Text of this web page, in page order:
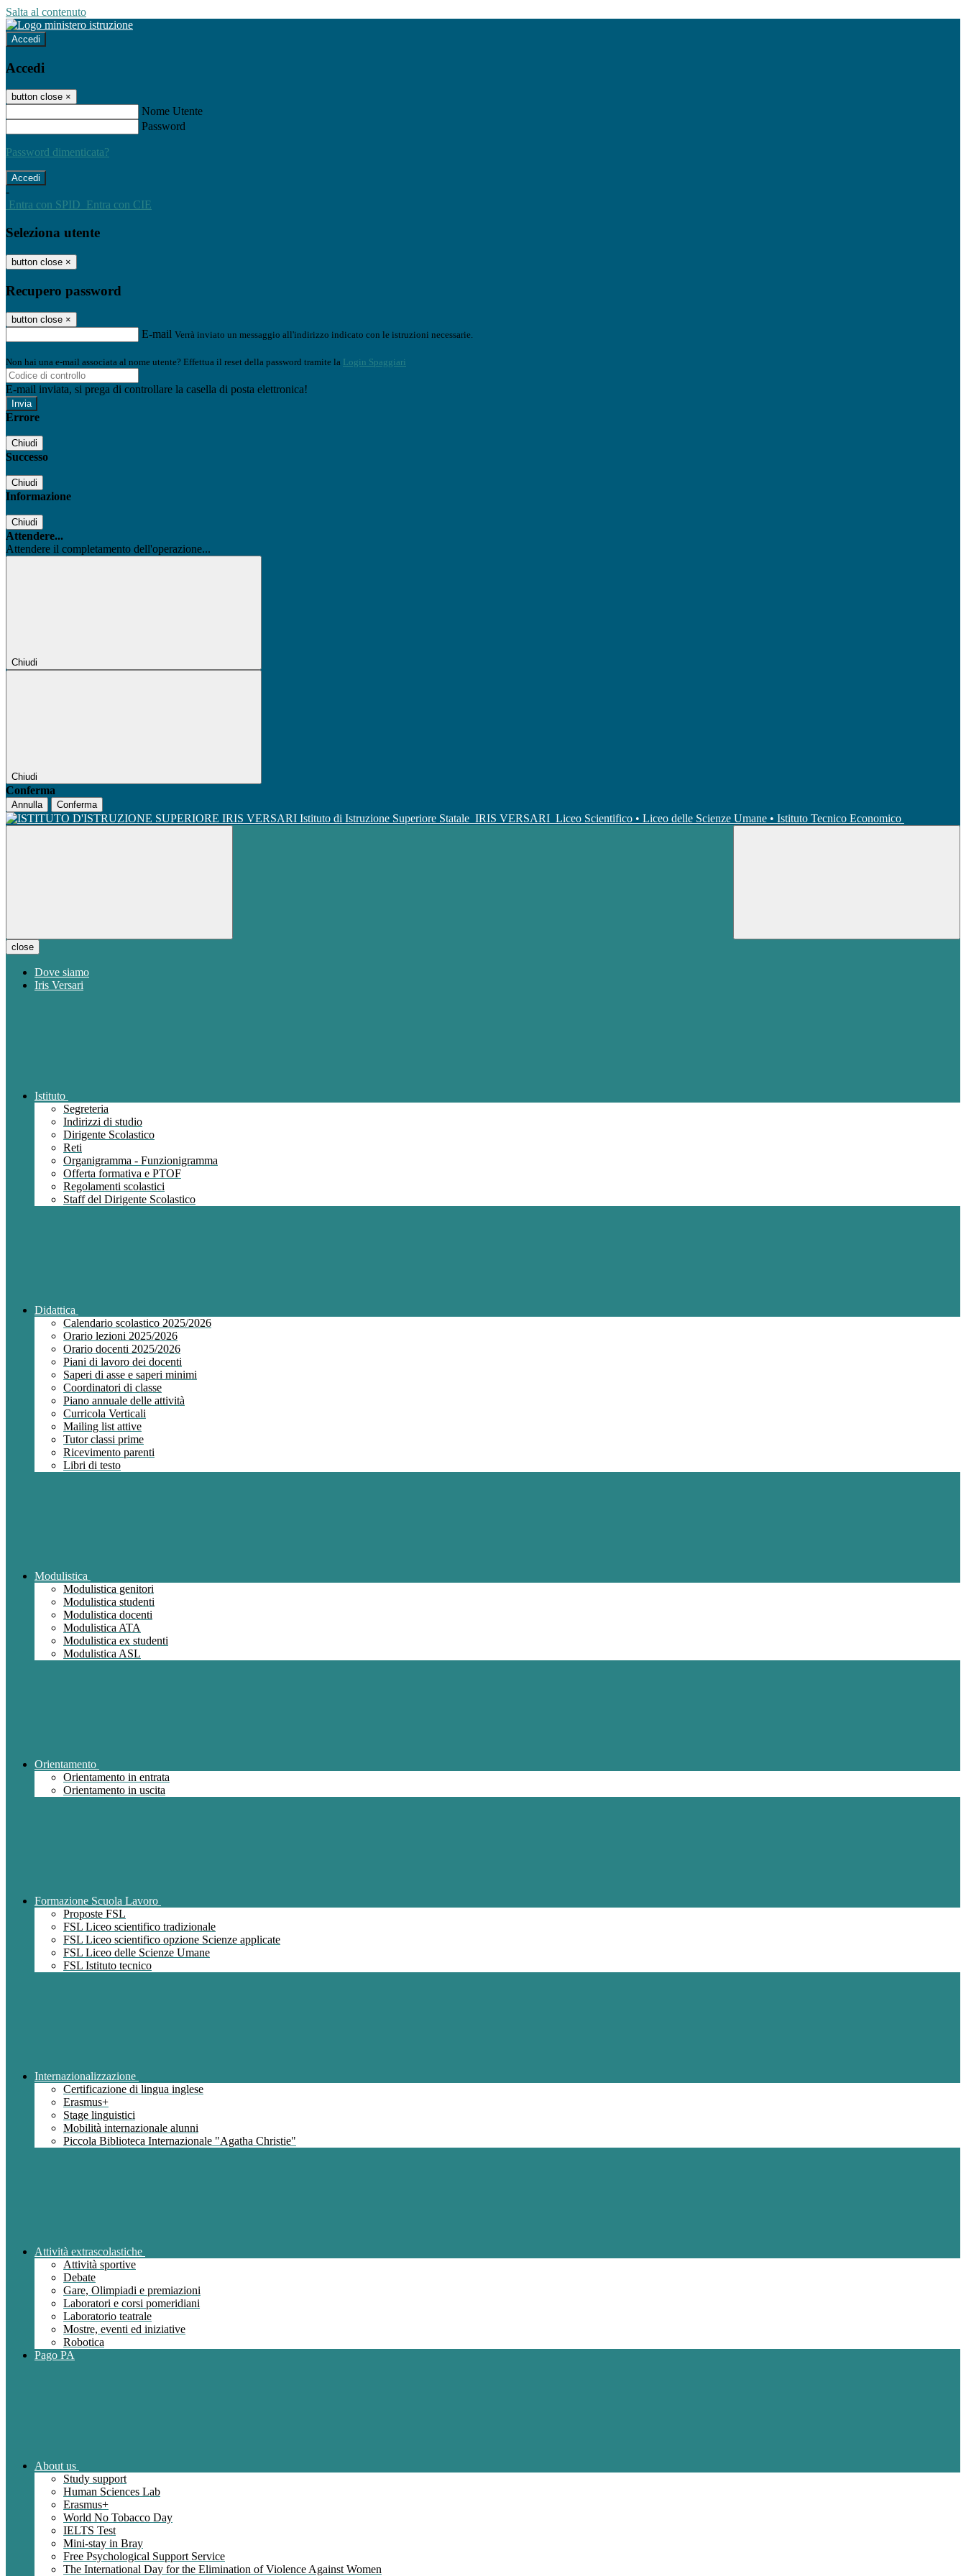
Salta al contenuto
Accedi
Accedi
button close ×
Nome Utente
Password
Password dimenticata?
-
Entra con SPID Entra con CIE
Seleziona utente
button close ×
Recupero password
button close ×
E-mail Verrà inviato un messaggio all'indirizzo indicato con le istruzioni necessarie.
Non hai una e-mail associata al nome utente? Effettua il reset della password tramite la Login Spaggiari
E-mail inviata, si prega di controllare la casella di posta elettronica!
Errore
Chiudi
Successo
Chiudi
Informazione
Chiudi
Attendere...
Attendere il completamento dell'operazione...
Chiudi
Chiudi
Conferma
Annulla Conferma
Istituto di Istruzione Superiore Statale IRIS VERSARI Liceo Scientifico • Liceo delle Scienze Umane • Istituto Tecnico Economico
close
Dove siamo
Iris Versari
Istituto
Segreteria
Indirizzi di studio
Dirigente Scolastico
Reti
Organigramma - Funzionigramma
Offerta formativa e PTOF
Regolamenti scolastici
Staff del Dirigente Scolastico
Didattica
Calendario scolastico 2025/2026
Orario lezioni 2025/2026
Orario docenti 2025/2026
Piani di lavoro dei docenti
Saperi di asse e saperi minimi
Coordinatori di classe
Piano annuale delle attività
Curricola Verticali
Mailing list attive
Tutor classi prime
Ricevimento parenti
Libri di testo
Modulistica
Modulistica genitori
Modulistica studenti
Modulistica docenti
Modulistica ATA
Modulistica ex studenti
Modulistica ASL
Orientamento
Orientamento in entrata
Orientamento in uscita
Formazione Scuola Lavoro
Proposte FSL
FSL Liceo scientifico tradizionale
FSL Liceo scientifico opzione Scienze applicate
FSL Liceo delle Scienze Umane
FSL Istituto tecnico
Internazionalizzazione
Certificazione di lingua inglese
Erasmus+
Stage linguistici
Mobilità internazionale alunni
Piccola Biblioteca Internazionale "Agatha Christie"
Attività extrascolastiche
Attività sportive
Debate
Gare, Olimpiadi e premiazioni
Laboratori e corsi pomeridiani
Laboratorio teatrale
Mostre, eventi ed iniziative
Robotica
Pago PA
About us
Study support
Human Sciences Lab
Erasmus+
World No Tobacco Day
IELTS Test
Mini-stay in Bray
Free Psychological Support Service
The International Day for the Elimination of Violence Against Women